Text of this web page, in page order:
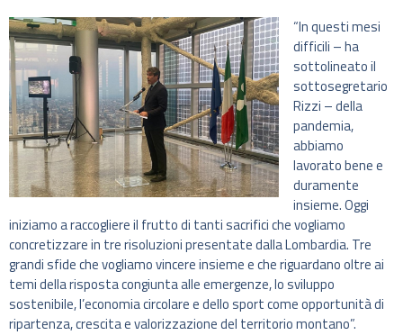
“In questi mesi
difficili – ha
sottolineato il
sottosegretario
Rizzi – della
pandemia,
abbiamo
lavorato bene e
duramente
insieme. Oggi
iniziamo a raccogliere il frutto di tanti sacrifici che vogliamo
concretizzare in tre risoluzioni presentate dalla Lombardia. Tre
grandi sfide che vogliamo vincere insieme e che riguardano oltre ai
temi della risposta congiunta alle emergenze, lo sviluppo
sostenibile, l’economia circolare e dello sport come opportunità di
ripartenza, crescita e valorizzazione del territorio montano”.